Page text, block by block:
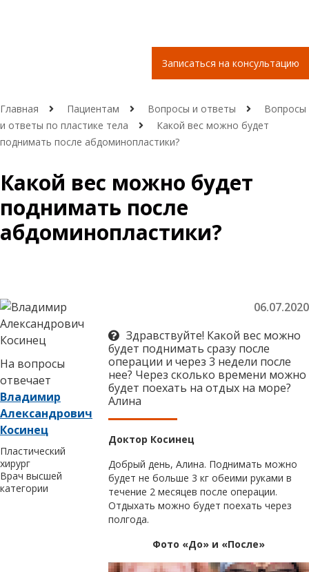
Записаться на консультацию
Главная Пациентам Вопросы и ответы
Вопросы
и ответы по пластике тела
Какой вес можно будет
поднимать после абдоминопластики?
Какой вес можно будет
поднимать после
абдоминопластики?
На вопросы
отвечает
Владимир
Александрович
Косинец
Пластический
хирург
Врач высшей
категории
06.07.2020
Здравствуйте! Какой вес можно
будет поднимать сразу после
операции и через 3 недели после
нее? Через сколько времени можно
будет поехать на отдых на море?
Алина
Доктор Косинец
Добрый день, Алина. Поднимать можно
будет не больше 3 кг обеими руками в
течение 2 месяцев после операции.
Отдыхать можно будет поехать через
полгода.
Фото «До» и «После»